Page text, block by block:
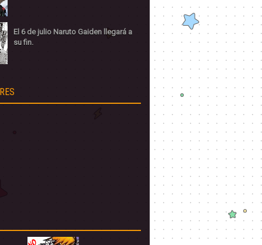
El 6 de julio Naruto Gaiden llegará a
su fin.